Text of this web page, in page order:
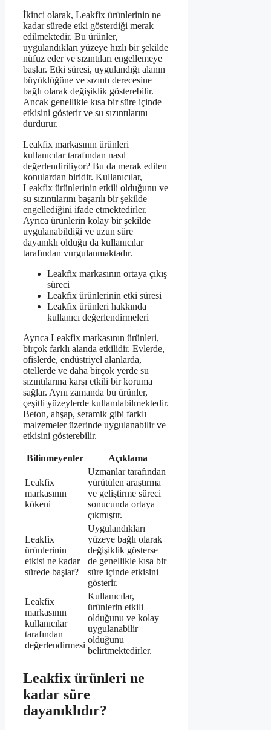
İkinci olarak, Leakfix ürünlerinin ne
kadar sürede etki gösterdiği merak
edilmektedir. Bu ürünler,
uygulandıkları yüzeye hızlı bir şekilde
nüfuz eder ve sızıntıları engellemeye
başlar. Etki süresi, uygulandığı alanın
büyüklüğüne ve sızıntı derecesine
bağlı olarak değişiklik gösterebilir.
Ancak genellikle kısa bir süre içinde
etkisini gösterir ve su sızıntılarını
durdurur.
Leakfix markasının ürünleri
kullanıcılar tarafından nasıl
değerlendiriliyor? Bu da merak edilen
konulardan biridir. Kullanıcılar,
Leakfix ürünlerinin etkili olduğunu ve
su sızıntılarını başarılı bir şekilde
engellediğini ifade etmektedirler.
Ayrıca ürünlerin kolay bir şekilde
uygulanabildiği ve uzun süre
dayanıklı olduğu da kullanıcılar
tarafından vurgulanmaktadır.
Leakfix markasının ortaya çıkış
süreci
Leakfix ürünlerinin etki süresi
Leakfix ürünleri hakkında
kullanıcı değerlendirmeleri
Ayrıca Leakfix markasının ürünleri,
birçok farklı alanda etkilidir. Evlerde,
ofislerde, endüstriyel alanlarda,
otellerde ve daha birçok yerde su
sızıntılarına karşı etkili bir koruma
sağlar. Aynı zamanda bu ürünler,
çeşitli yüzeylerde kullanılabilmektedir.
Beton, ahşap, seramik gibi farklı
malzemeler üzerinde uygulanabilir ve
etkisini gösterebilir.
Bilinmeyenler Açıklama
Leakfix
markasının
kökeni
Uzmanlar tarafından
yürütülen araştırma
ve geliştirme süreci
sonucunda ortaya
çıkmıştır.
Leakfix
ürünlerinin
etkisi ne kadar
sürede başlar?
Uygulandıkları
yüzeye bağlı olarak
değişiklik gösterse
de genellikle kısa bir
süre içinde etkisini
gösterir.
Leakfix
markasının
kullanıcılar
tarafından
değerlendirmesi
Kullanıcılar,
ürünlerin etkili
olduğunu ve kolay
uygulanabilir
olduğunu
belirtmektedirler.
Leakfix ürünleri ne
kadar süre
dayanıklıdır?